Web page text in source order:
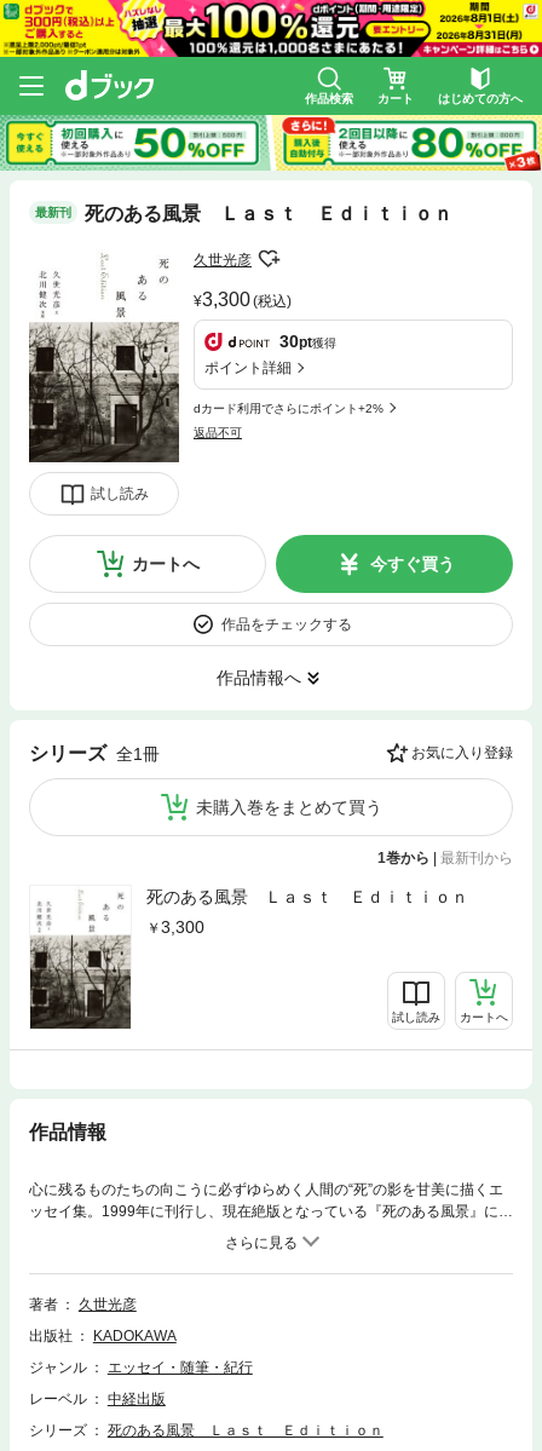
作品検索 カート はじめての方へ
最新刊 死のある風景 Ｌａｓｔ Ｅｄｉｔｉｏｎ
試し読み
久世光彦
3,300(税込)
30pt獲得
ポイント詳細
dカード利用でさらにポイント+2%
返品不可
カートへ 今すぐ買う
作品をチェックする
作品情報へ
シリーズ 全1冊 お気に入り登録
未購入巻をまとめて買う
1巻から | 最新刊から
死のある風景 Ｌａｓｔ Ｅｄｉｔｉｏｎ
3,300
試し読み カートへ
作品情報
心に残るものたちの向こうに必ずゆらめく人間の“死”の影を甘美に描くエ
ッセイ集。1999年に刊行し、現在絶版となっている『死のある風景』に、
同シリーズの単行本から夫人の久世朋子氏セレクトの作品と未収録原稿２
作を追加。さらに北川健次氏の新作ビジュアルも追加した完全版。
著者
久世光彦
出版社
KADOKAWA
ジャンル
エッセイ・随筆・紀行
レーベル
中経出版
シリーズ
死のある風景 Ｌａｓｔ Ｅｄｉｔｉｏｎ